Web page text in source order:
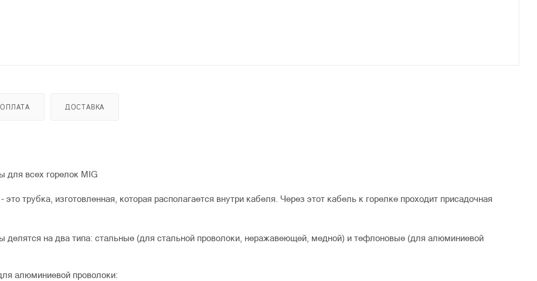
ОПЛАТА ДОСТАВКА
для всех горелок MIG
трубка, изготовленная, которая располагается внутри кабеля. Через этот кабель к горелке проходит присадочная
делятся на два типа: стальные (для стальной проволоки, неражавеющей, медной) и тефлоновые (для алюминиевой
алюминиевой проволоки: